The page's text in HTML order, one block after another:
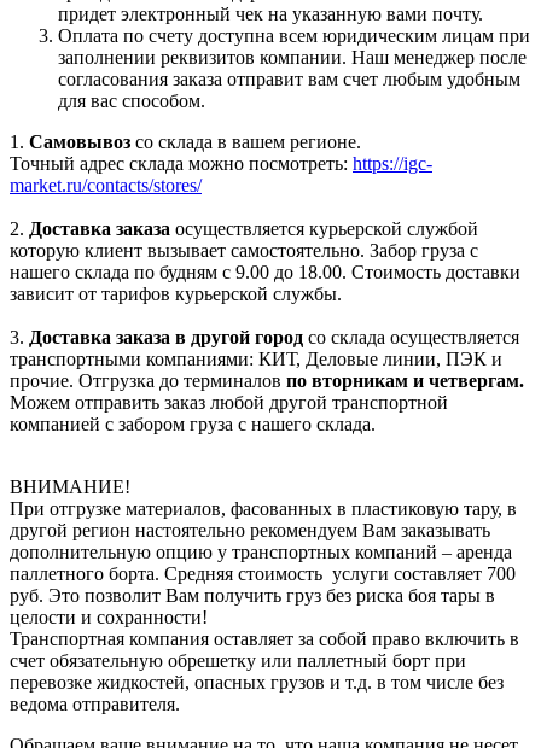
придет электронный чек на указанную вами почту.
Оплата по счету доступна всем юридическим лицам при
заполнении реквизитов компании. Наш менеджер после
согласования заказа отправит вам счет любым удобным
для вас способом.
1. Самовывоз со склада в вашем регионе.
Точный адрес склада можно посмотреть: https://igc-
market.ru/contacts/stores/
2. Доставка заказа осуществляется курьерской службой
которую клиент вызывает самостоятельно. Забор груза с
нашего склада по будням с 9.00 до 18.00. Стоимость доставки
зависит от тарифов курьерской службы.
3. Доставка заказа в другой город со склада осуществляется
транспортными компаниями: КИТ, Деловые линии, ПЭК и
прочие. Отгрузка до терминалов по вторникам и четвергам.
Можем отправить заказ любой другой транспортной
компанией с забором груза с нашего склада.
ВНИМАНИЕ!
При отгрузке материалов, фасованных в пластиковую тару, в
другой регион настоятельно рекомендуем Вам заказывать
дополнительную опцию у транспортных компаний – аренда
паллетного борта. Средняя стоимость услуги составляет 700
руб. Это позволит Вам получить груз без риска боя тары в
целости и сохранности!
Транспортная компания оставляет за собой право включить в
счет обязательную обрешетку или паллетный борт при
перевозке жидкостей, опасных грузов и т.д. в том числе без
ведома отправителя.